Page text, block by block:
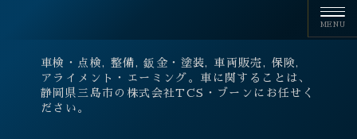
車検・点検, 整備, 鈑金・塗装, 車両販売, 保険,
アライメント・エーミング。車に関することは、
静岡県三島市の株式会社TCS・ブーンにお任せく
ださい。